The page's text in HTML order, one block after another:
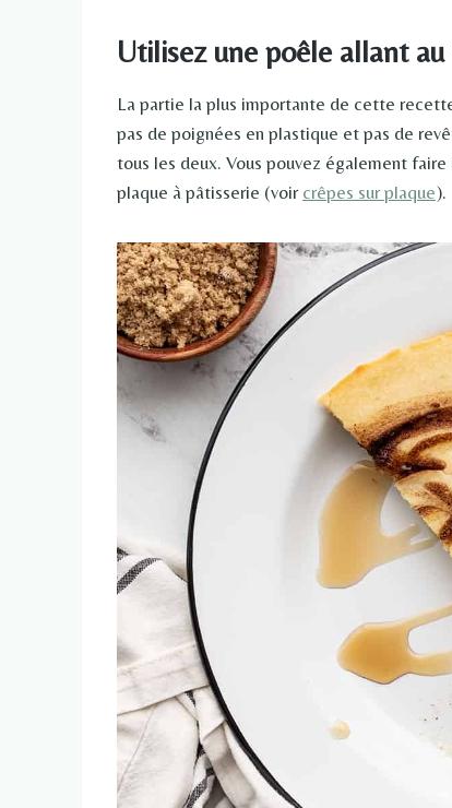
Utilisez une poêle allant
La partie la plus importante de cette
pas de poignées en plastique et pas de
tous les deux. Vous pouvez également
plaque à pâtisserie (voir crêpes sur plaque).